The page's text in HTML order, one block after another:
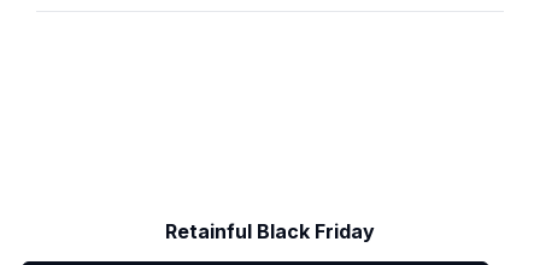
Retainful Black Friday